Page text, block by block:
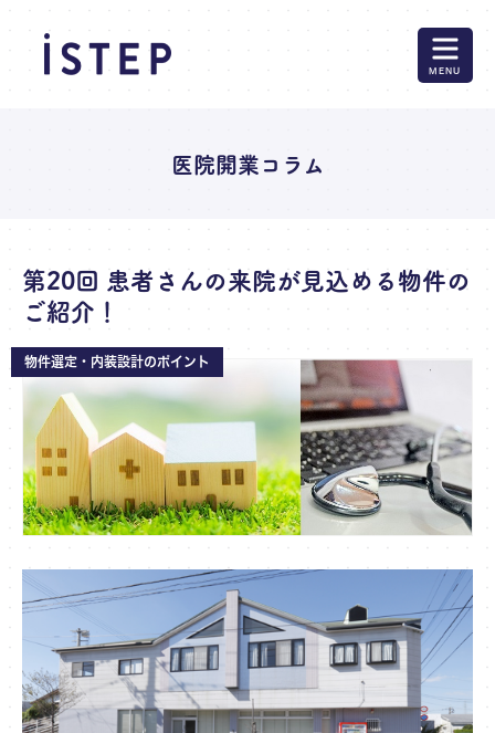
MENU
医院開業コラム
第20回 患者さんの来院が見込める物件の
ご紹介！
物件選定・内装設計のポイント